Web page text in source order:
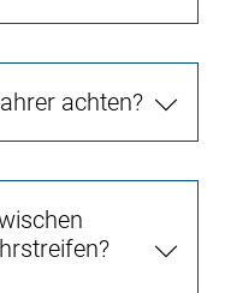
achten?